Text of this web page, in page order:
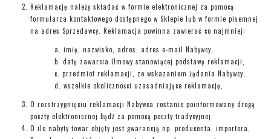
Reklamację należy składać w formie elektronicznej za pomocą
formularza kontaktowego dostępnego w Sklepie lub w formie pisemnej
na adres Sprzedawcy. Reklamacja powinna zawierać co najmniej:
imię, nazwisko, adres, adres e-mail Nabywcy,
datę zawarcia Umowy stanowiącej podstawę reklamacji,
przedmiot reklamacji, ze wskazaniem żądania Nabywcy,
wszelkie okoliczności uzasadniające reklamację,
O rozstrzygnięciu reklamacji Nabywca zostanie poinformowany drogą
poczty elektronicznej bądź za pomocą poczty tradycyjnej.
O ile nabyty towar objęty jest gwarancją np. producenta, importera,